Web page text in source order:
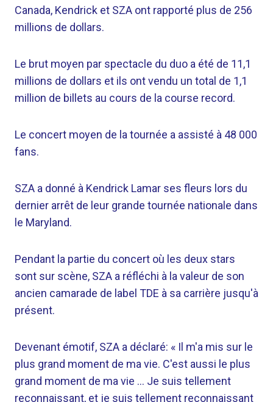
Canada, Kendrick et SZA ont rapporté plus de 256
millions de dollars.
Le brut moyen par spectacle du duo a été de 11,1
millions de dollars et ils ont vendu un total de 1,1
million de billets au cours de la course record.
Le concert moyen de la tournée a assisté à 48 000
fans.
SZA a donné à Kendrick Lamar ses fleurs lors du
dernier arrêt de leur grande tournée nationale dans
le Maryland.
Pendant la partie du concert où les deux stars
sont sur scène, SZA a réfléchi à la valeur de son
ancien camarade de label TDE à sa carrière jusqu'à
présent.
Devenant émotif, SZA a déclaré: « Il m'a mis sur le
plus grand moment de ma vie. C'est aussi le plus
grand moment de ma vie … Je suis tellement
reconnaissant, et je suis tellement reconnaissant